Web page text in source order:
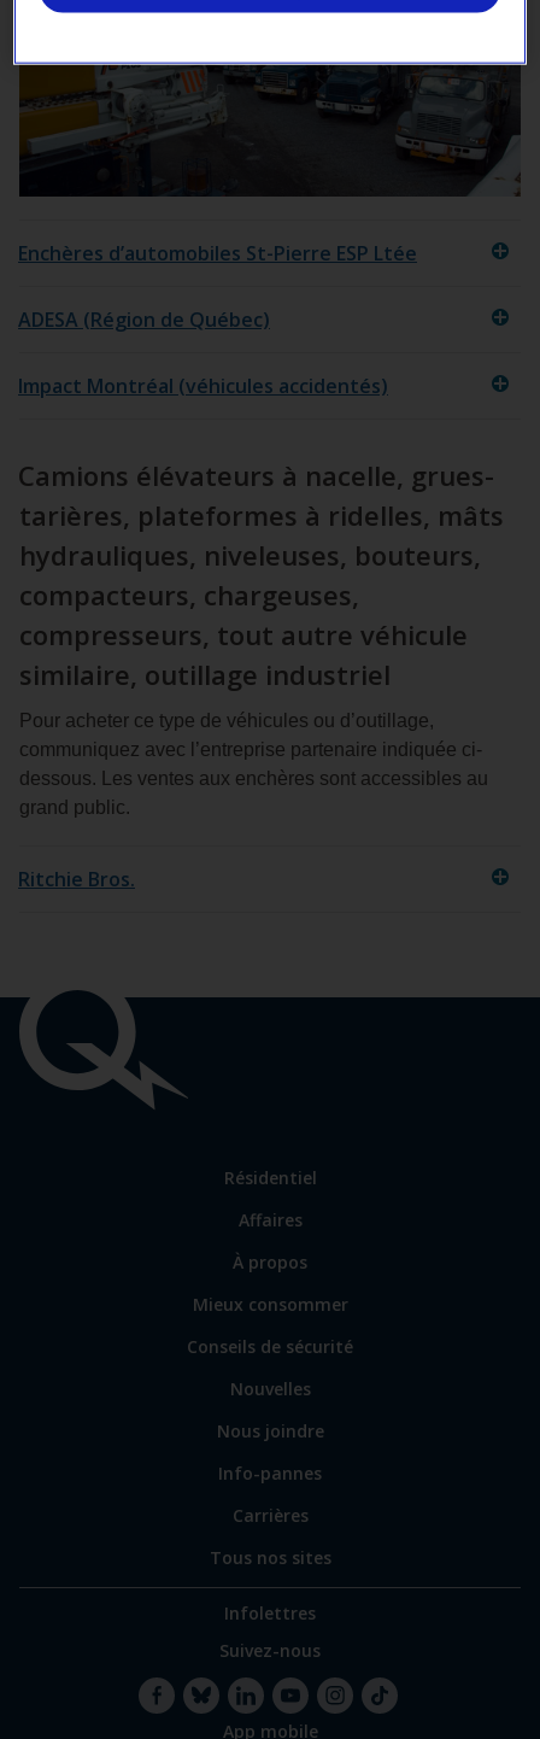
Enchères d’automobiles St-Pierre ESP Ltée
ADESA (Région de Québec)
Impact Montréal (véhicules accidentés)
Camions élévateurs à nacelle, grues-
tarières, plateformes à ridelles, mâts
hydrauliques, niveleuses, bouteurs,
compacteurs, chargeuses,
compresseurs, tout autre véhicule
similaire, outillage industriel
Pour acheter ce type de véhicules ou d’outillage,
communiquez avec l’entreprise partenaire indiquée ci-
dessous. Les ventes aux enchères sont accessibles au
grand public.
Ritchie Bros.
importants
Lien
les
principales
Résidentiel
Affaires
Lien
certains
sites
À propos
Mieux consommer
Conseils de sécurité
Nouvelles
Nous joindre
Info-pannes
Carrières
Tous nos sites
Infolettres
Suivez-nous
App mobile